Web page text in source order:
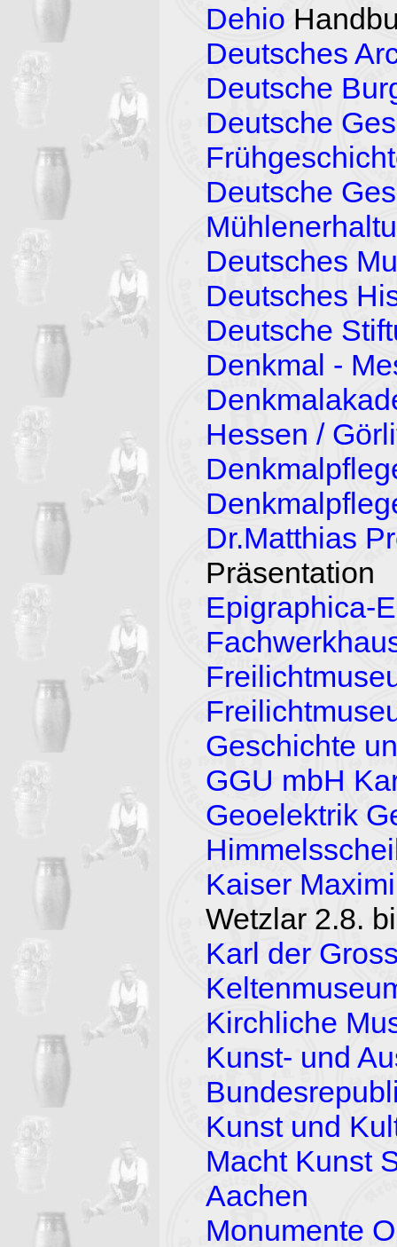
Dehio
Deutsches
Deutsche
Deutsche
Deutsche
Deutsches
Deutsches
Deutsche
Denkmal -
Hessen /
Dr.Matthias
Präsentation
Epigraphica-
Geschichte
GGU mbH
Geoelektrik
Kaiser
Wetzlar 2.8.
Karl der
Kirchliche
Kunst- und
Kunst und
Macht Kunst
Aachen
Monumente